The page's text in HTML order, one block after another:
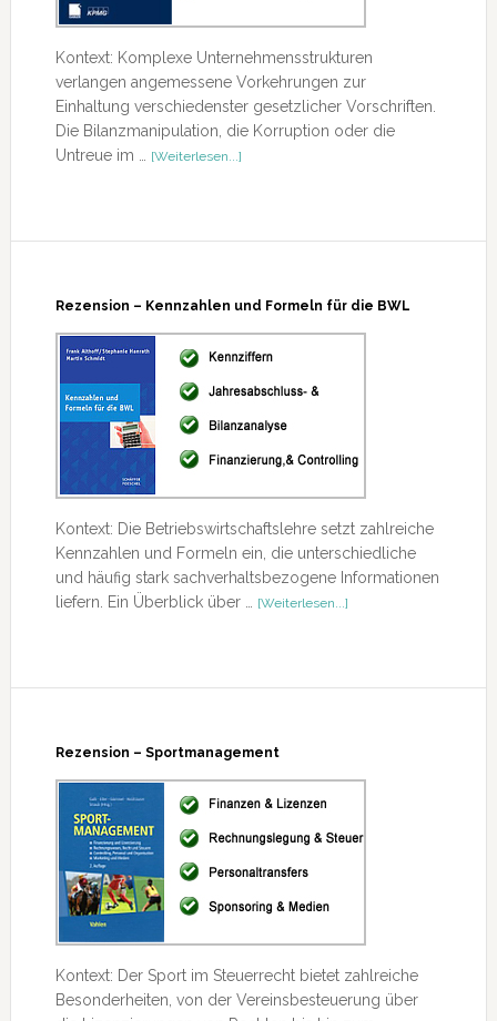
Kontext: Komplexe Unternehmensstrukturen
verlangen angemessene Vorkehrungen zur
Einhaltung verschiedenster gesetzlicher Vorschriften.
Die Bilanzmanipulation, die Korruption oder die
Untreue im …
[Weiterlesen...]ÜberRezension
Rezension – Kennzahlen und Formeln für die BWL
Kontext: Die Betriebswirtschaftslehre setzt zahlreiche
Kennzahlen und Formeln ein, die unterschiedliche
und häufig stark sachverhaltsbezogene Informationen
liefern. Ein Überblick über …
[Weiterlesen...]ÜberRezension
Rezension – Sportmanagement
Kontext: Der Sport im Steuerrecht bietet zahlreiche
Besonderheiten, von der Vereinsbesteuerung über